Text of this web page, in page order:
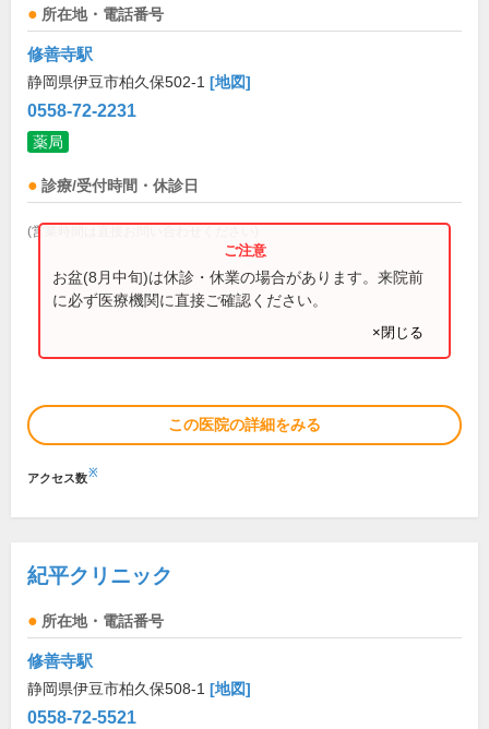
所在地・電話番号
修善寺駅
静岡県伊豆市柏久保502-1 [地図]
0558-72-2231
薬局
診療/受付時間・休診日
(営業時間は直接お問い合わせください)
お盆(8月中旬)は休診・休業の場合があります。来院前
に必ず医療機関に直接ご確認ください。
×閉じる
この医院の詳細をみる
アクセス数※
紀平クリニック
所在地・電話番号
修善寺駅
静岡県伊豆市柏久保508-1 [地図]
0558-72-5521